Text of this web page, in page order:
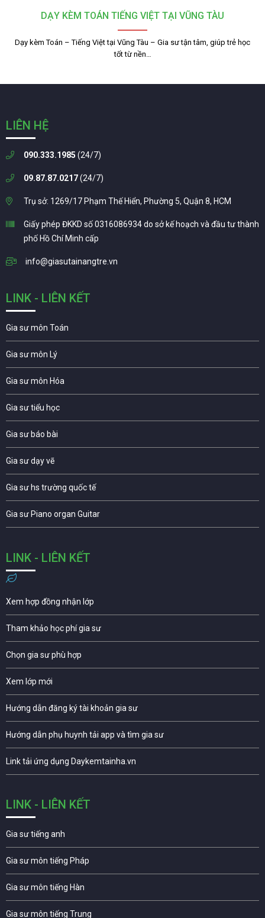
DẠY KÈM TOÁN TIẾNG VIỆT TẠI VŨNG TÀU
Dạy kèm Toán – Tiếng Việt tại Vũng Tàu – Gia sư tận tâm, giúp trẻ học
tốt từ nền…
LIÊN HỆ
090.333.1985 (24/7)
09.87.87.0217(24/7)
Trụ sở: 1269/17 Phạm Thế Hiển, Phường 5, Quận 8, HCM
Giấy phép ĐKKD số 0316086934 do sở kế hoạch và đầu tư thành
phố Hồ Chí Minh cấp
info@giasutainangtre.vn
LINK - LIÊN KẾT
Gia sư môn Toán
Gia sư môn Lý
Gia sư môn Hóa
Gia sư tiểu học
Gia sư báo bài
Gia sư dạy vẽ
Gia sư hs trường quốc tế
Gia sư Piano organ Guitar
LINK - LIÊN KẾT
Xem hợp đồng nhận lớp
Tham khảo học phí gia sư
Chọn gia sư phù hợp
Xem lớp mới
Hướng dẫn đăng ký tài khoản gia sư
Hướng dẫn phụ huynh tải app và tìm gia sư
Link tải ứng dụng Daykemtainha.vn
LINK - LIÊN KẾT
Gia sư tiếng anh
Gia sư môn tiếng Pháp
Gia sư môn tiếng Hàn
Gia sư môn tiếng Trung